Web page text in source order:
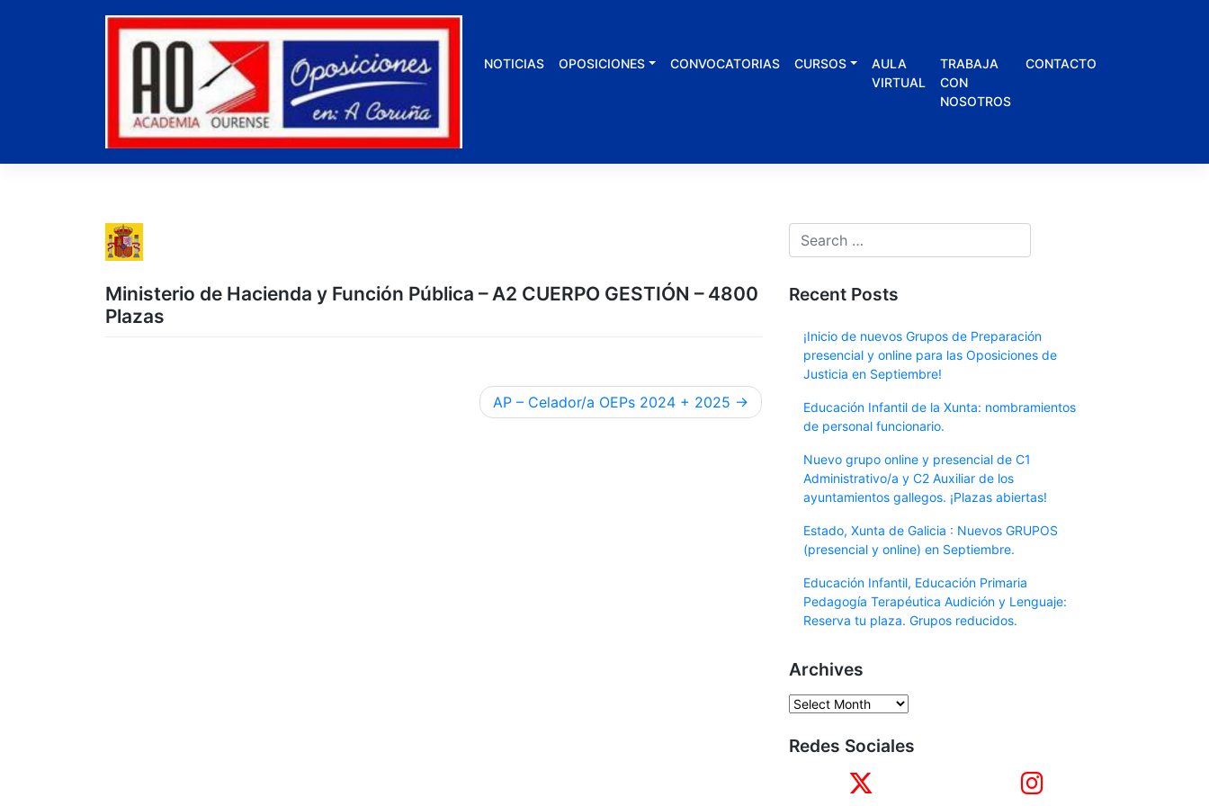
NOTICIAS OPOSICIONES CONVOCATORIAS CURSOS
AULA
VIRTUAL
TRABAJA
CON
NOSOTROS
CONTACTO
Ministerio de Hacienda y Función Pública – A2 CUERPO GESTIÓN – 4800
Plazas
AP – Celador/a OEPs 2024 + 2025
Recent Posts
¡Inicio de nuevos Grupos de Preparación
presencial y online para las Oposiciones de
Justicia en Septiembre!
Educación Infantil de la Xunta: nombramientos
de personal funcionario.
Nuevo grupo online y presencial de C1
Administrativo/a y C2 Auxiliar de los
ayuntamientos gallegos. ¡Plazas abiertas!
Estado, Xunta de Galicia : Nuevos GRUPOS
(presencial y online) en Septiembre.
Educación Infantil, Educación Primaria
Pedagogía Terapéutica Audición y Lenguaje:
Reserva tu plaza. Grupos reducidos.
Archives
Archives
Redes Sociales